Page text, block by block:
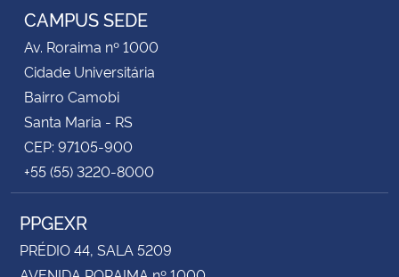
CAMPUS SEDE
Av. Roraima nº 1000
Cidade Universitária
Bairro Camobi
Santa Maria - RS
CEP: 97105-900
+55 (55) 3220-8000
PPGEXR
PRÉDIO 44, SALA 5209